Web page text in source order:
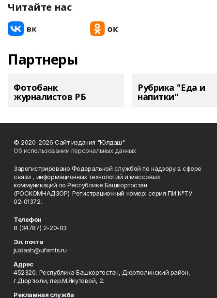
Читайте нас
Партнеры
Фотобанк
журналистов РБ
Рубрика "Еда и
напитки"
© 2020-2026 Сайт издания "Юлдаш"
Об использовании персональных данных
Зарегистрировано Федеральной службой по надзору в сфере
связи , информационных технологий и массовых
коммуникаций по Республике Башкортостан
(РОСКОМНАДЗОР). Регистрационный номер: серия ПИ №ТУ
02-01372.
Телефон
8 (34787) 2-20-03
Эл. почта
juldash@ufamts.ru
Адрес
452320, Республика Башкортостан, Дюртюлинский район,
г.Дюртюли, пер.М.Якутовой, 2.
Рекламная служба